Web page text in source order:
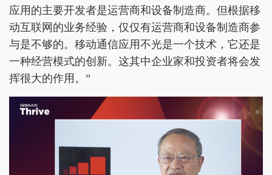
应用的主要开发者是运营商和设备制造商。但根据移
动互联网的业务经验，仅仅有运营商和设备制造商参
与是不够的。移动通信应用不光是一个技术，它还是
一种经营模式的创新。这其中企业家和投资者将会发
挥很大的作用。”